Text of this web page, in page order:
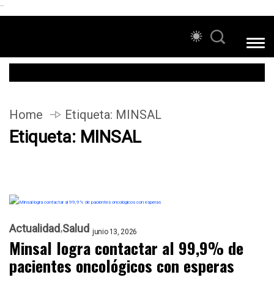
```
Home Etiqueta: MINSAL
Etiqueta: MINSAL
Actualidad Salud junio 13, 2026
Minsal logra contactar al 99,9% de
pacientes oncológicos con esperas